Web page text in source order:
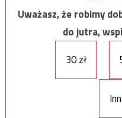
Uważasz, że robimy
do jutra,
30 zł